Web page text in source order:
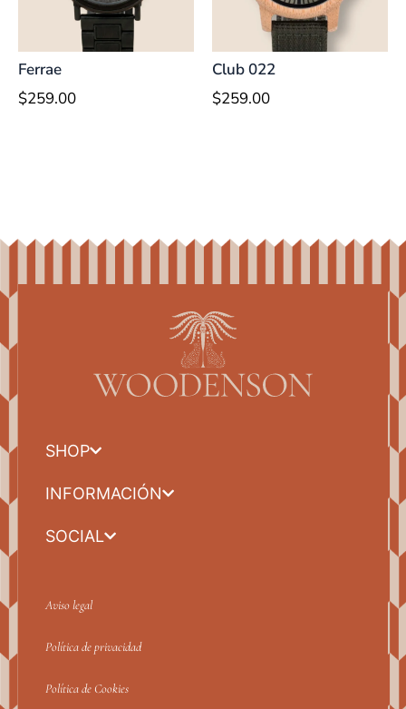
Ferrae
$259.00
Club 022
$259.00
SHOP
INFORMACIÓN
SOCIAL
Aviso legal
Política de privacidad
Política de Cookies